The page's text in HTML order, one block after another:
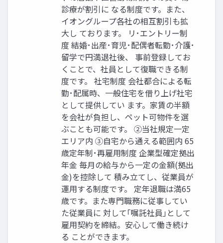
診療が割引に なる制度です。また、
イオングループ各社の相互割引も拡
大し ております。 リ･エントリー制
度 結婚･出産･育児･配偶者転勤･介護･
留学で円満退社後、 事前登録してお
くことで、社員として復職できる制
度です。 社宅制度 会社都合による転
勤･配属時、一般住宅を借り上げ社宅
として提供してい ます。家賃の半額
を会社が負担し、ペット可物件を選
ぶことも可能です。 ②当社規定一定
エリア内 ③自宅から通える範囲内 65
歳定年制･再雇用制度 企業型確定拠出
年金 毎月の給与から一定の金額(拠出
金)を控除して 積み立てし、従業員が
運用する制度です。 定年退職は満65
歳です。また専門職務に従事してい
た従業員に 対して｢嘱託社員｣として
雇用契約を締結。安心して働き続け
る ことができます。